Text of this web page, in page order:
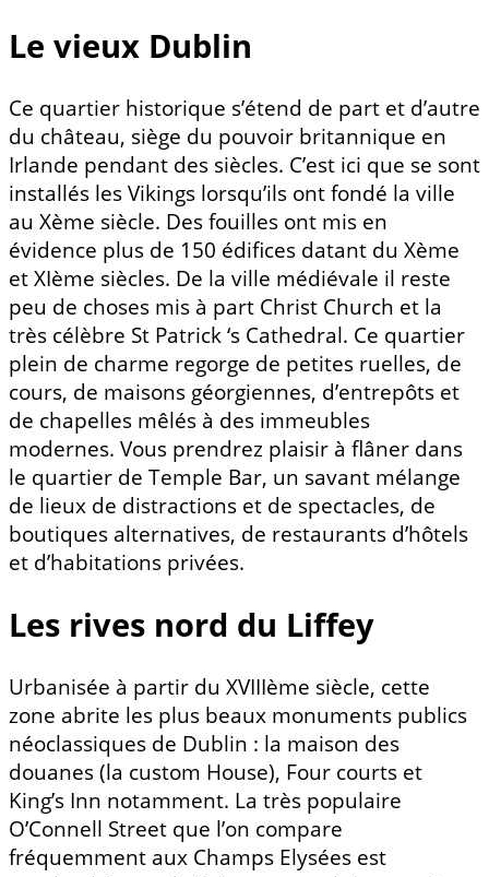
Le vieux Dublin
Ce quartier historique s’étend de part et d’autre
du château, siège du pouvoir britannique en
Irlande pendant des siècles. C’est ici que se sont
installés les Vikings lorsqu’ils ont fondé la ville
au Xème siècle. Des fouilles ont mis en
évidence plus de 150 édifices datant du Xème
et XIème siècles. De la ville médiévale il reste
peu de choses mis à part Christ Church et la
très célèbre St Patrick ‘s Cathedral. Ce quartier
plein de charme regorge de petites ruelles, de
cours, de maisons géorgiennes, d’entrepôts et
de chapelles mêlés à des immeubles
modernes. Vous prendrez plaisir à flâner dans
le quartier de Temple Bar, un savant mélange
de lieux de distractions et de spectacles, de
boutiques alternatives, de restaurants d’hôtels
et d’habitations privées.
Les rives nord du Liffey
Urbanisée à partir du XVIIIème siècle, cette
zone abrite les plus beaux monuments publics
néoclassiques de Dublin : la maison des
douanes (la custom House), Four courts et
King’s Inn notamment. La très populaire
O’Connell Street que l’on compare
fréquemment aux Champs Elysées est